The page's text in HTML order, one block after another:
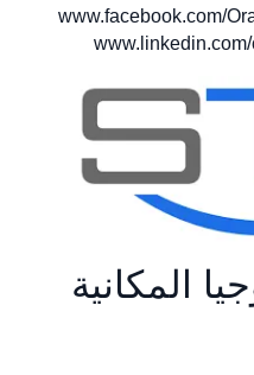
المكانية